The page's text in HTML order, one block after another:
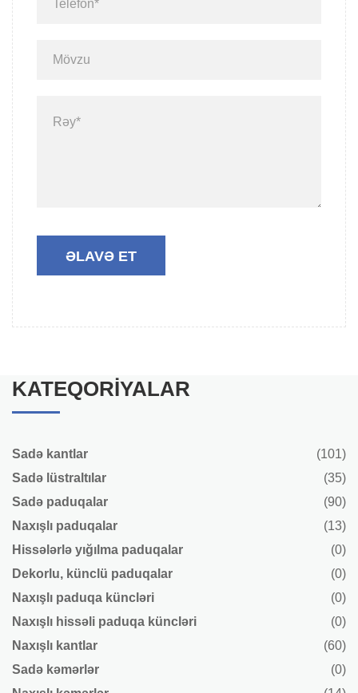
KATEQORIYALAR
Sadə kantlar
(101)
Sadə lüstraltılar
(35)
Sadə paduqalar
(90)
Naxışlı paduqalar
(13)
Hissələrlə yığılma paduqalar
(0)
Dekorlu, künclü paduqalar
(0)
Naxışlı paduqa küncləri
(0)
Naxışlı hissəli paduqa küncləri
(0)
Naxışlı kantlar
(60)
Sadə kəmərlər
(0)